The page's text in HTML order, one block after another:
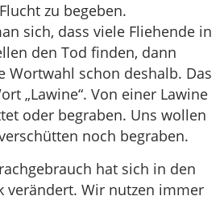
zu begeben.
sich, dass viele Fliehende in
den Tod finden, dann
Wortwahl schon deshalb. Das
„Lawine“. Von einer Lawine
oder begraben. Uns wollen
noch begraben.
hat sich in den
verändert. Wir nutzen immer